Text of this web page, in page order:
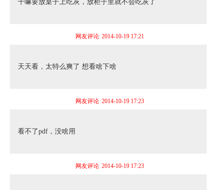
干嘛要放桌子上吃灰，放柜子里就不会吃灰了
网友评论 2014-10-19 17:21
天天看，太特么爽了 想看啥下啥
网友评论 2014-10-19 17:23
看不了pdf，没啥用
网友评论 2014-10-19 17:23